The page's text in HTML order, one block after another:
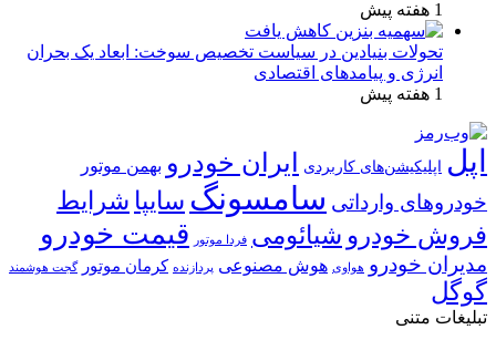
1 هفته پیش
تحولات بنیادین در سیاست تخصیص سوخت: ابعاد یک بحران
انرژی و پیامدهای اقتصادی
1 هفته پیش
اپل اپلیکیشن‌های کاربردی ایران خودرو بهمن موتور
خودروهای وارداتی سامسونگ سایپا شرایط
فروش خودرو شیائومی فردا موتور قیمت خودرو
مدیران خودرو هواوی هوش مصنوعی پردازنده کرمان موتور گجت هوشمند
گوگل
تبلیغات متنی